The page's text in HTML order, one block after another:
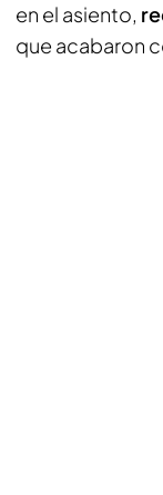
en el asiento,
que acabaron